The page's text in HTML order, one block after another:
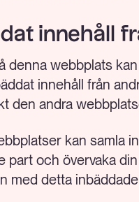
innehåll
denna webbplats
innehåll från
den andra
kan samla
part och övervaka
med detta